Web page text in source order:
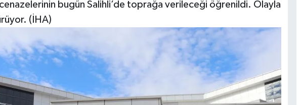
bugün Salihli’de toprağa verileceği öğrenildi. Olayla
(İHA)